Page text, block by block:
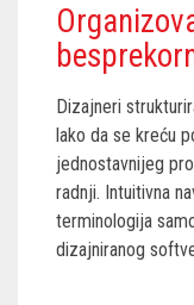
Dizajneri
lako da se kreću
jednostavnijeg
radnji. Intuitivna
terminologija
dizajniranog